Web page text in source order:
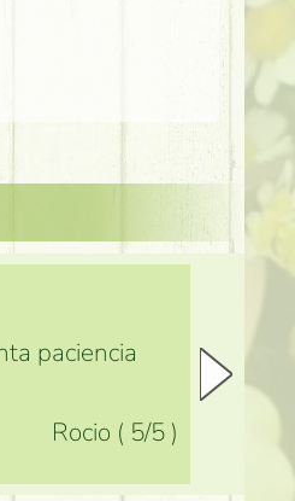
paciencia
Rocio ( 5/5 )